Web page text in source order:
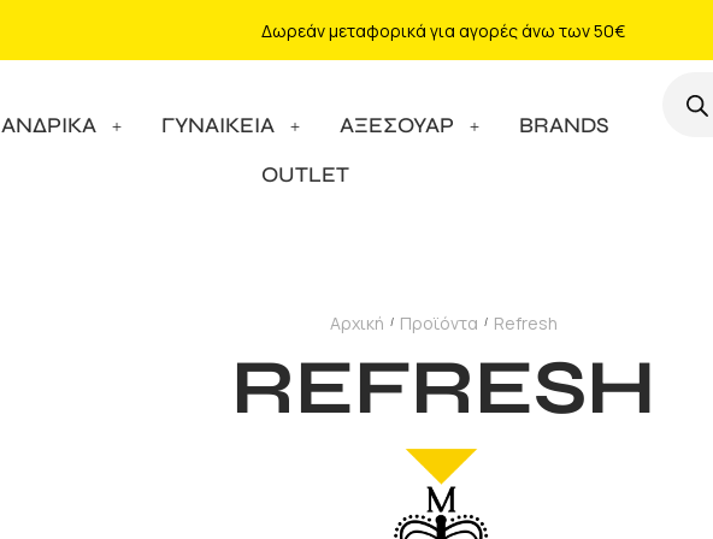
Δωρεάν μεταφορικά για αγορές άνω των 50€
ΑΝΔΡΙΚΑ ΓΥΝΑΙΚΕΙΑ ΑΞΕΣΟΥΑΡ
BRANDS
OUTLET
REFRESH
Αρχική / Προϊόντα / Refresh